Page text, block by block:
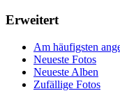
Erweitert
Am häufigsten
Neueste Fotos
Neueste Alben
Zufällige Fotos